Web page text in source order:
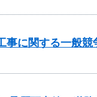
事に関する一般競